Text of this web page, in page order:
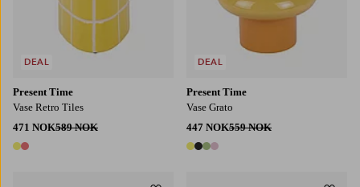
Present Time
Vase Retro Tiles
471 NOK589 NOK
2 farger
DEAL
Present Time
Vase Grato
447 NOK559 NOK
4 farger
DEAL